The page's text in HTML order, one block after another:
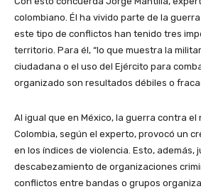
colombiano. Él ha vivido parte de la
este tipo de conflictos han tenido tres
territorio. Para él, “lo que muestra la
ciudadana o el uso del Ejército para
organizado son resultados débiles o
Al igual que en México, la guerra contra el
Colombia, según el experto, provocó un
en los índices de violencia. Esto, además,
descabezamiento de organizaciones
conflictos entre bandas o grupos